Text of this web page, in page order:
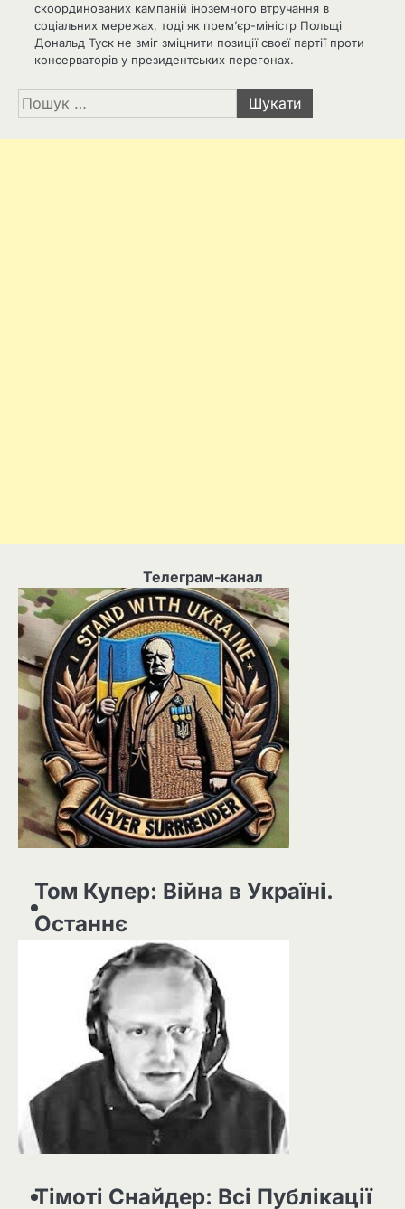
скоординованих кампаній іноземного втручання в
соціальних мережах, тоді як прем’єр-міністр Польщі
Дональд Туск не зміг зміцнити позиції своєї партії проти
консерваторів у президентських перегонах.
Пошук:
Телеграм-канал
Том Купер: Війна в Україні.
Останнє
Тімоті Снайдер: Всі Публікації